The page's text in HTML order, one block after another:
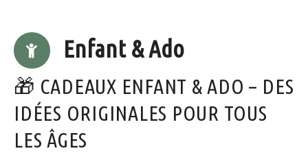
Enfant & Ado
🎁 CADEAUX ENFANT & ADO – DES
IDÉES ORIGINALES POUR TOUS
LES ÂGES